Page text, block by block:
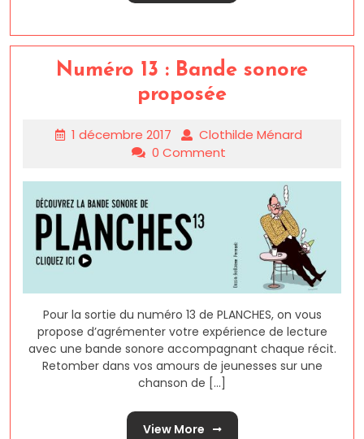
Numéro 13 : Bande sonore
proposée
1 décembre 2017
Clothilde Ménard
0 Comment
Pour la sortie du numéro 13 de PLANCHES, on vous
propose d’agrémenter votre expérience de lecture
avec une bande sonore accompagnant chaque récit.
Retomber dans vos amours de jeunesses sur une
chanson de [...]
View More